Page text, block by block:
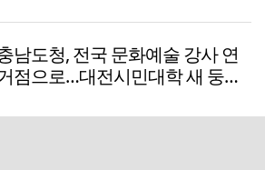
남도청, 전국 문화예술 강사 연
점으로…대전시민대학 새 둥지